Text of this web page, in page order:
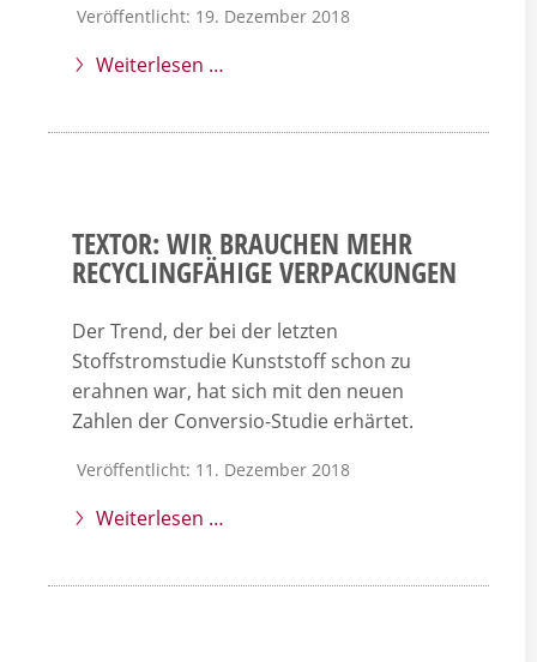
Veröffentlicht: 19. Dezember 2018
Weiterlesen …
TEXTOR: WIR BRAUCHEN MEHR
RECYCLINGFÄHIGE VERPACKUNGEN
Der Trend, der bei der letzten
Stoffstromstudie Kunststoff schon zu
erahnen war, hat sich mit den neuen
Zahlen der Conversio-Studie erhärtet.
Veröffentlicht: 11. Dezember 2018
Weiterlesen …